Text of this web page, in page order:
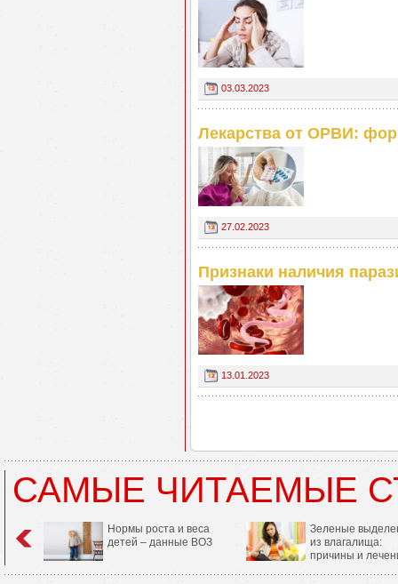
03.03.2023
Лекарства от ОРВИ:
27.02.2023
Признаки наличия
13.01.2023
САМЫЕ ЧИТАЕМЫЕ
Нормы роста и веса
детей – данные ВОЗ
Зеленые
из влагалища:
причины и